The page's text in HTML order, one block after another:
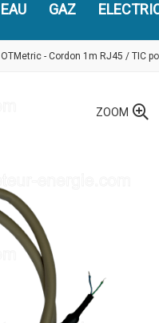
EAU GAZ
OTMetric - Cordon 1m RJ45 / TIC
ZOOM